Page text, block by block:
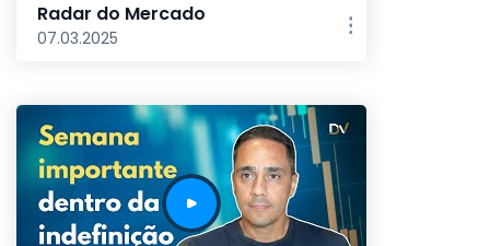
Radar do Mercado
07.03.2025